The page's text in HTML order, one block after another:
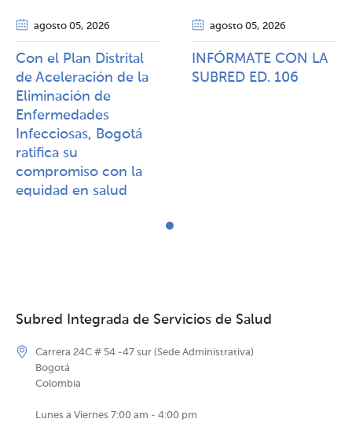
agosto 05, 2026
Con el Plan Distrital
de Aceleración de la
Eliminación de
Enfermedades
Infecciosas, Bogotá
ratifica su
compromiso con la
equidad en salud
agosto 05, 2026
INFÓRMATE CON LA
SUBRED ED. 106
Subred Integrada de Servicios de Salud
Carrera 24C # 54 -47 sur (Sede Administrativa)
Bogotá
Colombia
Lunes a Viernes 7:00 am - 4:00 pm